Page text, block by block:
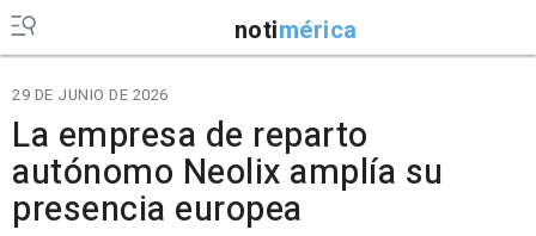
notimérica
29 DE JUNIO DE 2026
La empresa de reparto
autónomo Neolix amplía su
presencia europea